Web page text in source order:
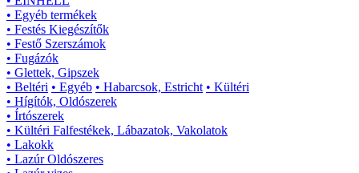
• Egyéb termékek
• Festés Kiegészítők
• Festő Szerszámok
• Fugázók
• Glettek, Gipszek
• Beltéri • Egyéb • Habarcsok, Estricht • Kültéri
• Hígítók, Oldószerek
• Írtószerek
• Kültéri Falfestékek, Lábazatok, Vakolatok
• Lakokk
• Lazúr Oldószeres